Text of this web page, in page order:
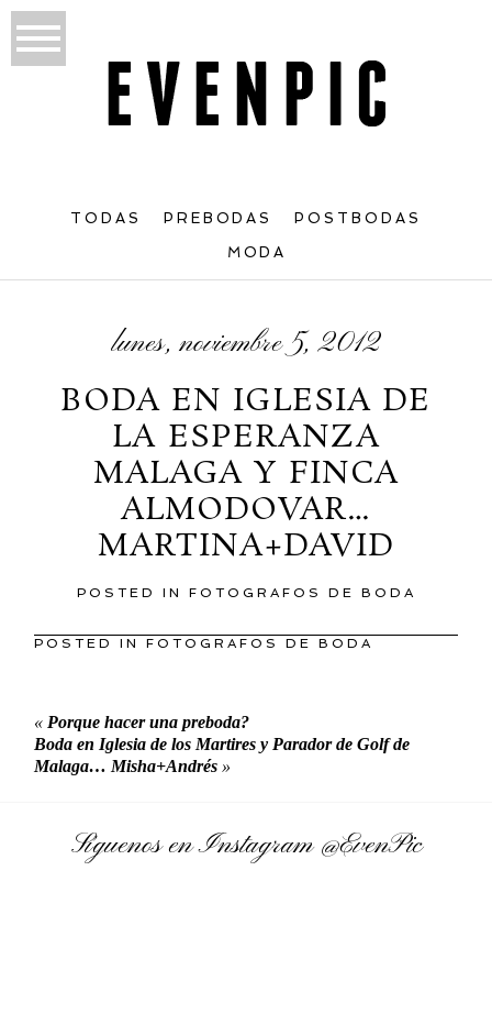
TODAS PREBODAS POSTBODAS
MODA
lunes, noviembre 5, 2012
BODA EN IGLESIA DE
LA ESPERANZA
MALAGA Y FINCA
ALMODOVAR…
MARTINA+DAVID
POSTED IN FOTOGRAFOS DE BODA
POSTED INFOTOGRAFOS DE BODA
« Porque hacer una preboda?
Boda en Iglesia de los Martires y Parador de Golf de
Malaga… Misha+Andrés »
Síguenos en Instagram@EvenPic